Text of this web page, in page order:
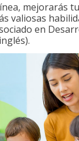
mejorarás
valiosas
en